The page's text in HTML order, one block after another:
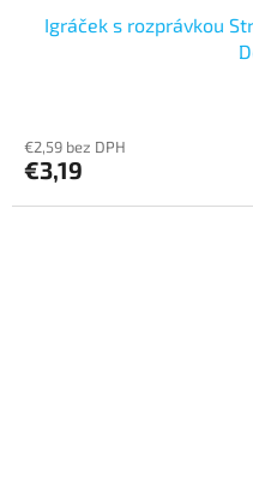
Igráček s rozprávkou
€2,59 bez DPH
€3,19